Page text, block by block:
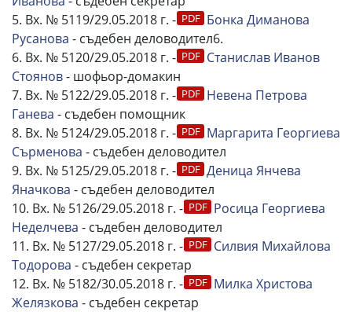
5. Вх. № 5119/29.05.2018 г. -
Бонка Диманова
Русанова - съдебен деловодител6.
6. Вх. № 5120/29.05.2018 г. -
Станислав Иванов
Стоянов- шофьор-домакин
7. Вх. № 5122/29.05.2018 г. -
Невена Петрова
Ганева - съдебен помощник
8. Вх. № 5124/29.05.2018 г. -
Маргарита Георгиева
Сърменова - съдебен деловодител
9. Вх. № 5125/29.05.2018 г. -
Деница Янчева
Яначкова - съдебен деловодител
10. Вх. № 5126/29.05.2018 г. -
Росица Георгиева
Неделчева - съдебен деловодител
11. Вх. № 5127/29.05.2018 г. -
Силвия Михайлова
Тодорова - съдебен секретар
12. Вх. № 5182/30.05.2018 г. -
Милка Христова
Желязкова - съдебен секретар